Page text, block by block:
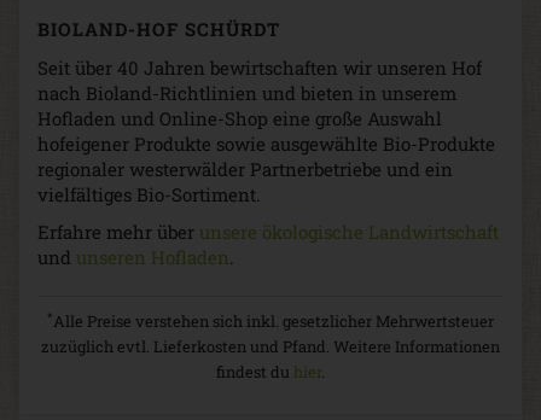
BIOLAND-HOF SCHÜRDT
Seit über 40 Jahren bewirtschaften wir unseren Hof
nach Bioland-Richtlinien und bieten in unserem
Hofladen und Online-Shop eine große Auswahl
hofeigener Produkte sowie ausgewählte Bio-Produkte
regionaler westerwälder Partnerbetriebe und ein
vielfältiges Bio-Sortiment.
Erfahre mehr über unsere ökologische Landwirtschaft
und unseren Hofladen.
*Alle Preise verstehen sich inkl. gesetzlicher Mehrwertsteuer
zuzüglich evtl. Lieferkosten und Pfand. Weitere Informationen
findest du hier.